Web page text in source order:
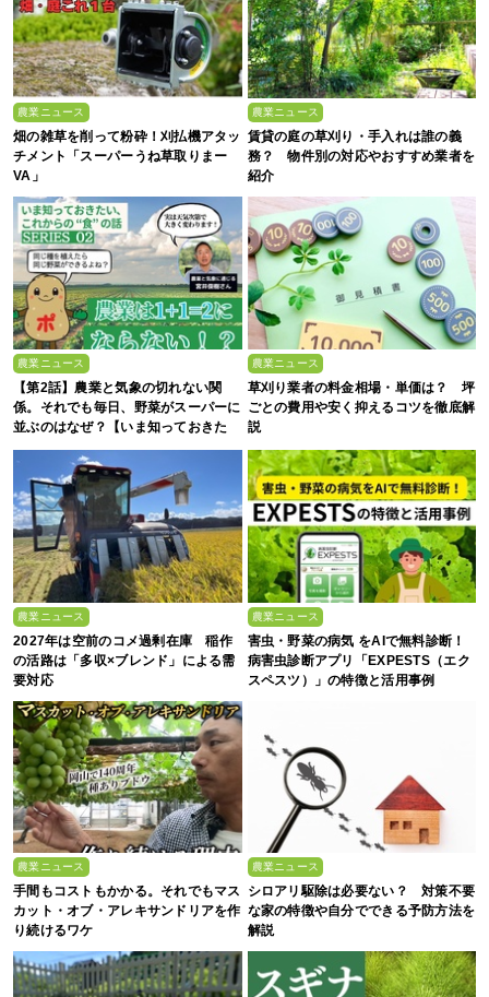
農業ニュース
畑の雑草を削って粉砕！刈払機アタッ
チメント「スーパーうね草取りまー
VA」
農業ニュース
賃貸の庭の草刈り・手入れは誰の義
務？ 物件別の対応やおすすめ業者を
紹介
農業ニュース
【第2話】農業と気象の切れない関
係。それでも毎日、野菜がスーパーに
並ぶのはなぜ？【いま知っておきた
い、これからの”食”の話】
農業ニュース
草刈り業者の料金相場・単価は？ 坪
ごとの費用や安く抑えるコツを徹底解
説
農業ニュース
2027年は空前のコメ過剰在庫 稲作
の活路は「多収×ブレンド」による需
要対応
農業ニュース
害虫・野菜の病気 をAIで無料診断！
病害虫診断アプリ「EXPESTS（エク
スペスツ）」の特徴と活用事例
農業ニュース
手間もコストもかかる。それでもマス
カット・オブ・アレキサンドリアを作
り続けるワケ
農業ニュース
シロアリ駆除は必要ない？ 対策不要
な家の特徴や自分でできる予防方法を
解説